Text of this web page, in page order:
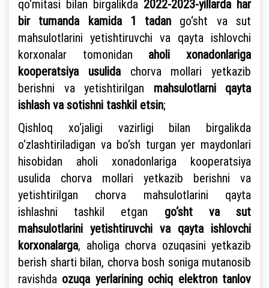
qo‘mitasi bilan birgalikda 2022-2023-yillarda har
bir tumanda kamida 1 tadan go‘sht va sut
mahsulotlarini yetishtiruvchi va qayta ishlovchi
korxonalar tomonidan aholi xonadonlariga
kooperatsiya usulidachorva mollari yetkazib
berishni va yetishtirilgan mahsulotlarni qayta
ishlash va sotishni tashkil etsin;
Qishloq xo‘jaligi vazirligi bilan birgalikda
o‘zlashtiriladigan va bo‘sh turgan yer maydonlari
hisobidan aholi xonadonlariga kooperatsiya
usulida chorva mollari yetkazib berishni va
yetishtirilgan chorva mahsulotlarini qayta
ishlashni tashkil etgan go‘sht va sut
mahsulotlarini yetishtiruvchi va qayta ishlovchi
korxonalarga, aholiga chorva ozuqasini yetkazib
berish sharti bilan, chorva bosh soniga mutanosib
ravishda ozuqa yerlarining ochiq elektron tanlov